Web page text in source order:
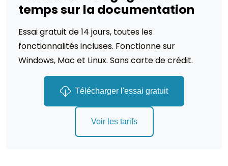
temps sur la documentation
Essai gratuit de 14 jours, toutes les
fonctionnalités incluses. Fonctionne sur
Windows, Mac et Linux. Sans carte de crédit.
Télécharger l'essai gratuit
Voir les tarifs